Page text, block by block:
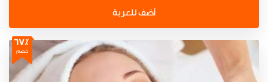
أضف للعربة
67٪
خصم